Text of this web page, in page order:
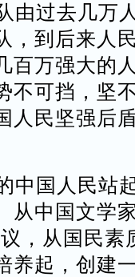
过去几万
，到后来人
百万强大的
不可挡，坚
人民坚强后
国人民站
从中国文学
，从国民素
养起，创建